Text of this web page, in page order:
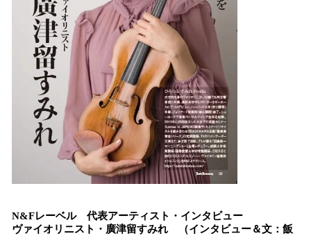
N&Fレーベル 代表アーティスト・インタビュー
ヴァイオリニスト・廣津留すみれ （インタビュー＆文：飯